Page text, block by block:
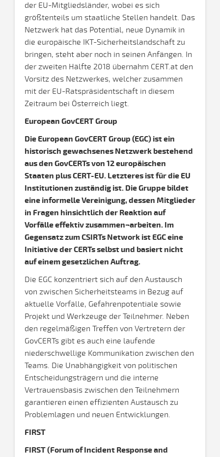
der EU-Mitgliedsländer, wobei es sich
größtenteils um staatliche Stellen handelt. Das
Netzwerk hat das Potential, neue Dynamik in
die europäische IKT-Sicherheitslandschaft zu
bringen, steht aber noch in seinen Anfängen. In
der zweiten Hälfte 2018 übernahm CERT.at den
Vorsitz des Netzwerkes, welcher zusammen
mit der EU-Ratspräsidentschaft in diesem
Zeitraum bei Österreich liegt.
European GovCERT Group
Die European GovCERT Group (EGC) ist ein
historisch gewachsenes Netzwerk bestehend
aus den GovCERTs von 12 europäischen
Staaten plus CERT-EU. Letzteres ist für die EU
Institutionen zuständig ist. Die Gruppe bildet
eine informelle Vereinigung, dessen Mitglieder
in Fragen hinsichtlich der Reaktion auf
Vorfälle effektiv zusammen¬arbeiten. Im
Gegensatz zum CSIRTs Network ist EGC eine
Initiative der CERTs selbst und basiert nicht
auf einem gesetzlichen Auftrag.
Die EGC konzentriert sich auf den Austausch
von zwischen Sicherheitsteams in Bezug auf
aktuelle Vorfälle, Gefahrenpotentiale sowie
Projekt und Werkzeuge der Teilnehmer. Neben
den regelmäßigen Treffen von Vertretern der
GovCERTs gibt es auch eine laufende
niederschwellige Kommunikation zwischen den
Teams. Die Unabhängigkeit von politischen
Entscheidungsträgern und die interne
Vertrauensbasis zwischen den Teilnehmern
garantieren einen effizienten Austausch zu
Problemlagen und neuen Entwicklungen.
FIRST
FIRST (Forum of Incident Response and